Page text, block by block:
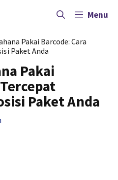
Menu
Pakai Barcode: Cara
Paket Anda
Pakai
Paket Anda